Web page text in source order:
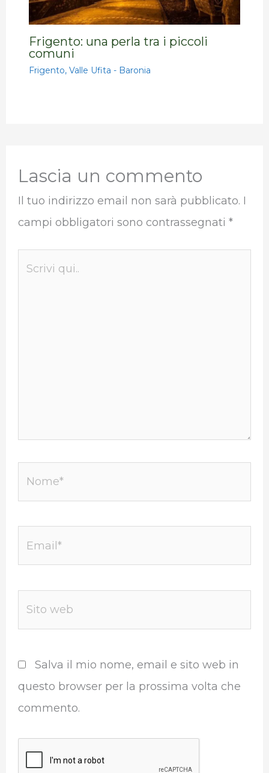
Frigento: una perla tra i piccoli
comuni
Frigento,Valle Ufita - Baronia
Lascia un commento
Il tuo indirizzo email non sarà pubblicato. I
campi obbligatori sono contrassegnati *
Salva il mio nome, email e sito web in
questo browser per la prossima volta che
commento.